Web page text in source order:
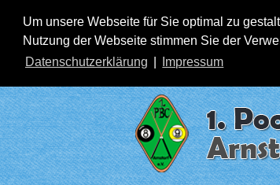
Um unsere Webseite für Sie optimal zu
Nutzung der Webseite stimmen Sie der
Datenschutzerklärung
Impressum